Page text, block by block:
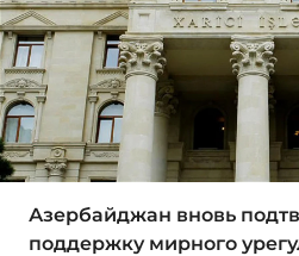
Азербайджан вновь
поддержку мирного